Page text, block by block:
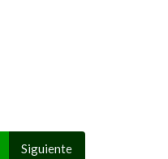
Siguiente